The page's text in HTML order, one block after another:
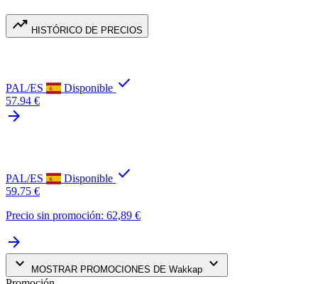
trending_up HISTÓRICO DE PRECIOS
PAL/ES Disponible check
57.94 €
arrow_forward
PAL/ES Disponible check
59.75 €
Precio sin promoción: 62,89 €
arrow_forward
keyboard_arrow_down
MOSTRAR PROMOCIONES DE Wakkap keyboard_arrow_down